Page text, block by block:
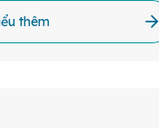
thêm